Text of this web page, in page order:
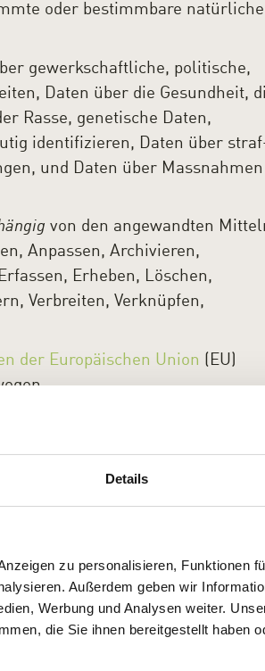
Details
zu personalisieren, Funktionen
Außerdem geben wir
Werbung und Analysen weiter.
die Sie ihnen bereitgestellt haben
oder bestimmbare natürliche
gewerkschaftliche, politische,
Daten über die Gesundheit,
Rasse, genetische Daten,
identifizieren, Daten über
und Daten über Massnahmen
von den angewandten
Anpassen, Archivieren,
Erheben, Löschen,
Verbreiten, Verknüpfen,
der Europäischen Union (EU)
Recht wie
Grundverordnung
Daten gemäss
personenbezogener Daten
sowie zur Durchführung